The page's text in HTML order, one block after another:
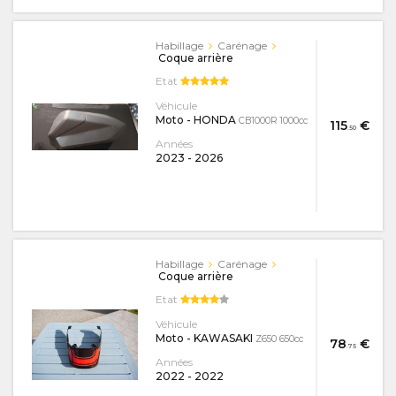
115.50 €
Habillage
Carénage
Coque arrière
Etat
Véhicule
Moto - HONDA CB1000R 1000cc
Années
2023 - 2026
78.75 €
Habillage
Carénage
Coque arrière
Etat
Véhicule
Moto - KAWASAKI Z650 650cc
Années
2022 - 2022